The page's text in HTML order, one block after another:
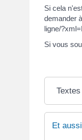
Si cela
demander
ligne/
Si vous
Et aussi